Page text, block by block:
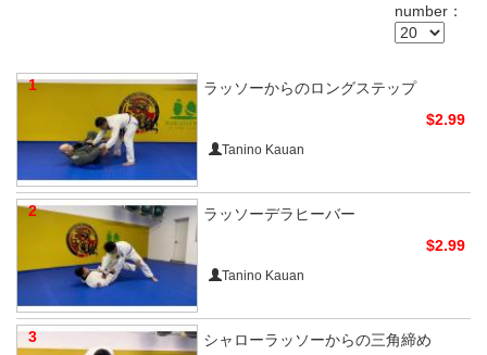
number：
1
ラッソーからのロングステップ
$2.99
Tanino Kauan
2
ラッソーデラヒーバー
$2.99
Tanino Kauan
3
シャローラッソーからの三角締め